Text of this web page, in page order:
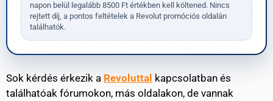
napon belül legalább 8500 Ft értékben kell költened. Nincs
rejtett díj, a pontos feltételek a Revolut promóciós oldalán
találhatók.
Sok kérdés érkezik a Revoluttal kapcsolatban és
találhatóak fórumokon, más oldalakon, de vannak